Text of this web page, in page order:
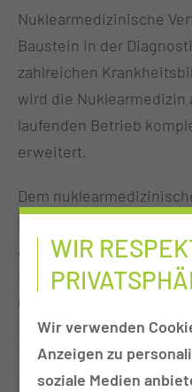
Nuklearmedizinische
Baustein in der
zahlreichen
wird die Nuklearmedizin
laufenden Betrieb
erweitert.
Dem
Assistenten unter
Ullrich Grelke, steht
umfassenderer
Fragestellungen auf
Technik zur Verfügung.
Modernisierung wurden
WIR
Wir verwenden
Anzeigen zu
soziale Medien